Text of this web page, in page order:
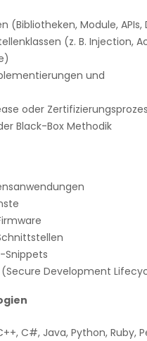
(Bibliotheken, Module, APIs,
(z. B. Injection,
und
oder
Black-Box Methodik
Snippets
Development
C#, Java, Python, Ruby,